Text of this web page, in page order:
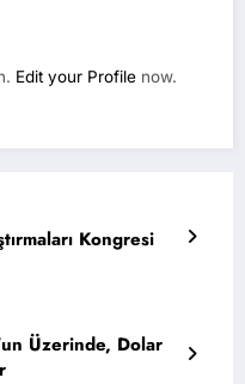
Edit your Profile now.
Kongresi
Üzerinde, Dolar